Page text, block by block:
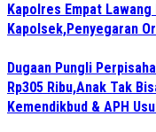
Kapolres Empat
Kapolsek,Penyegaran
Dugaan Pungli
Rp305 Ribu,Anak Tak
Kemendikbud & APH